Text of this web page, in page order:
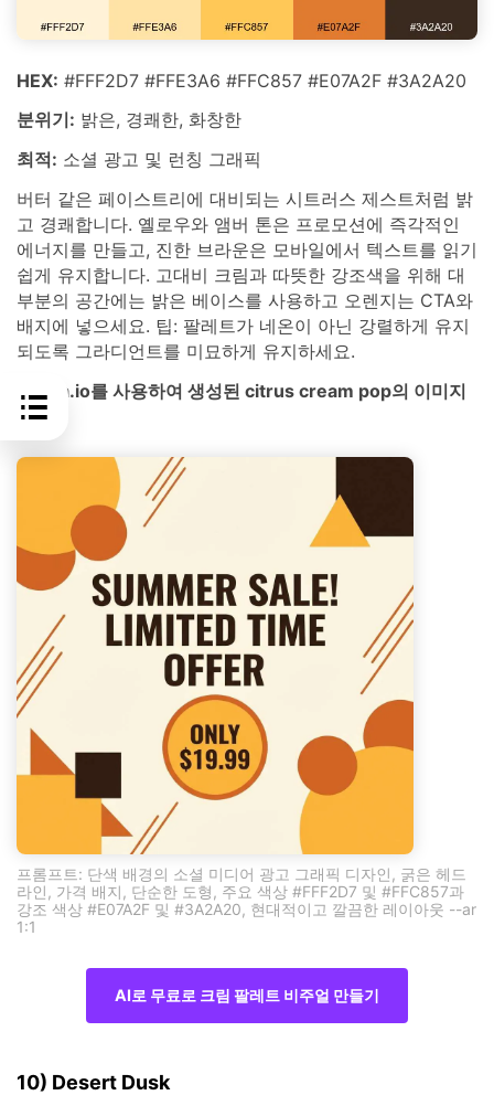
HEX: #FFF2D7 #FFE3A6 #FFC857 #E07A2F #3A2A20
분위기: 밝은, 경쾌한, 화창한
최적: 소셜 광고 및 런칭 그래픽
버터 같은 페이스트리에 대비되는 시트러스 제스트처럼 밝
고 경쾌합니다. 옐로우와 앰버 톤은 프로모션에 즉각적인
에너지를 만들고, 진한 브라운은 모바일에서 텍스트를 읽기
쉽게 유지합니다. 고대비 크림과 따뜻한 강조색을 위해 대
부분의 공간에는 밝은 베이스를 사용하고 오렌지는 CTA와
배지에 넣으세요. 팁: 팔레트가 네온이 아닌 강렬하게 유지
되도록 그라디언트를 미묘하게 유지하세요.
media.io를 사용하여 생성된 citrus cream pop의 이미지
예시
프롬프트: 단색 배경의 소셜 미디어 광고 그래픽 디자인, 굵은 헤드
라인, 가격 배지, 단순한 도형, 주요 색상 #FFF2D7 및 #FFC857과
강조 색상 #E07A2F 및 #3A2A20, 현대적이고 깔끔한 레이아웃 --ar
1:1
AI로 무료로 크림 팔레트 비주얼 만들기
10) Desert Dusk